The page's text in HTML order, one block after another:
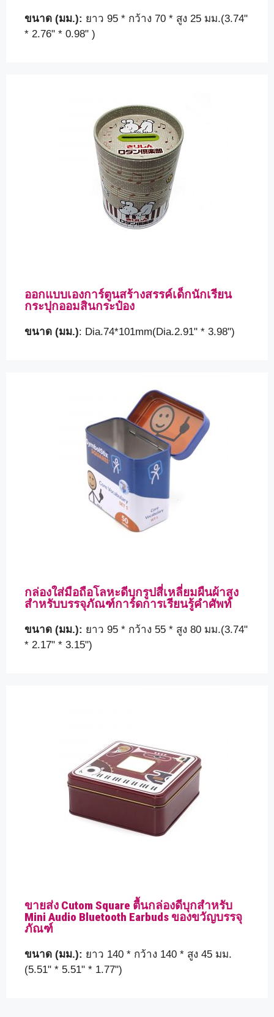
ขนาด (มม.): ยาว 95 * กว้าง 70 * สูง 25 มม.(3.74"
* 2.76" * 0.98" )
ออกแบบเองการ์ตูนสร้างสรรค์เด็กนักเรียน
กระปุกออมสินกระป๋อง
ขนาด (มม.): Dia.74*101mm(Dia.2.91" * 3.98")
กล่องใส่มือถือโลหะดีบุกรูปสี่เหลี่ยมผืนผ้าสูง
สำหรับบรรจุภัณฑ์การ์ดการเรียนรู้คำศัพท์
ขนาด (มม.): ยาว 95 * กว้าง 55 * สูง 80 มม.(3.74"
* 2.17" * 3.15")
ขายส่ง Cutom Square ตื้นกล่องดีบุกสำหรับ
Mini Audio Bluetooth Earbuds ของขวัญบรรจุ
ภัณฑ์
ขนาด (มม.): ยาว 140 * กว้าง 140 * สูง 45 มม.
(5.51" * 5.51" * 1.77")
โดยบอกให้เราทราบอีกเล็กน้อยเกี่ยวกับรายละเอียด
บรรจุภัณฑ์ของคุณ เช่น ขนาดกล่องดีบุก รูปทรง และ
ข้อความของคุณ (ไม่บังคับ)
โปรดพิสูจน์ว่าคุณเป็นมนุษย์โดยเลือกรถบรรทุก